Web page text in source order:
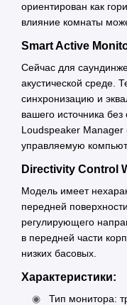
ориентирован как
влияние комнаты
Smart Active
Сейчас для
акустической среде.
синхронизацию и
вашего источника
Loudspeaker Manager
управляемую
Directivity Control
Модель имеет
передней
регулирующего
в передней части
низких басовых.
Характеристики:
Тип монитора: